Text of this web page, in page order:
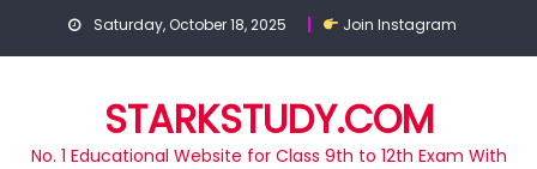
Saturday, October 18, 2025 Join Instagram
STARKSTUDY.COM
No. 1 Educational Website for Class 9th to 12th Exam With